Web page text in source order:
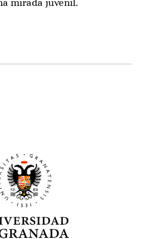
mirada juvenil.